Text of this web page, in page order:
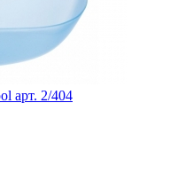
арт. 2/404